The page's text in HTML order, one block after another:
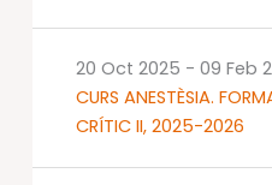
CURS ANESTÈSIA.
CRÍTIC II, 2025-2026
20 Oct 2025 - 09 Feb